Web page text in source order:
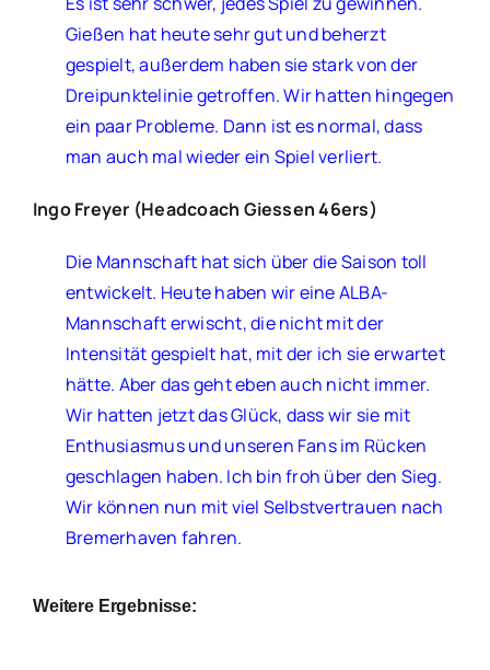
Gießen hat heute sehr gut und beherzt
gespielt, außerdem haben sie stark von der
Dreipunktelinie getroffen. Wir hatten hingegen
ein paar Probleme. Dann ist es normal, dass
man auch mal wieder ein Spiel verliert.
Ingo Freyer (Headcoach Giessen 46ers)
Die Mannschaft hat sich über die Saison toll
entwickelt. Heute haben wir eine ALBA-
Mannschaft erwischt, die nicht mit der
Intensität gespielt hat, mit der ich sie erwartet
hätte. Aber das geht eben auch nicht immer.
Wir hatten jetzt das Glück, dass wir sie mit
Enthusiasmus und unseren Fans im Rücken
geschlagen haben. Ich bin froh über den Sieg.
Wir können nun mit viel Selbstvertrauen nach
Bremerhaven fahren.
Weitere Ergebnisse: